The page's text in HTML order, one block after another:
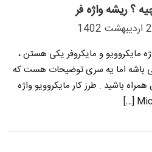
؟ ریشه واژه فر
1402
مایکروویو و مایکروفر یکی هستن ،
باشه اما یه سری توضیحات هست که
باشید . طرز کار مایکروویو واژه